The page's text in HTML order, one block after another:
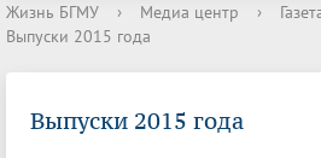
Жизнь БГМУ › Медиа центр ›
Выпуски 2015 года
Выпуски 2015 года